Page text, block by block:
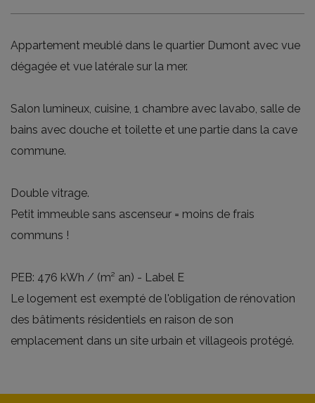
Appartement meublé dans le quartier Dumont avec vue
dégagée et vue latérale sur la mer.
Salon lumineux, cuisine, 1 chambre avec lavabo, salle de
bains avec douche et toilette et une partie dans la cave
commune.
Double vitrage.
Petit immeuble sans ascenseur = moins de frais
communs !
PEB: 476 kWh / (m² an) - Label E
Le logement est exempté de l'obligation de rénovation
des bâtiments résidentiels en raison de son
emplacement dans un site urbain et villageois protégé.